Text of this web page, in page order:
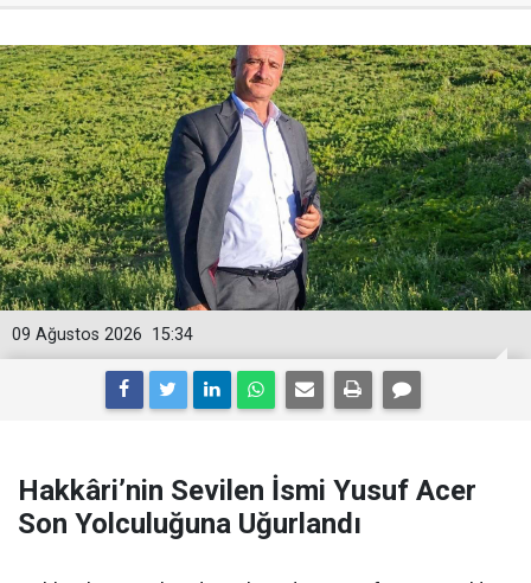
15:34
09 Ağustos 2026
Hakkâri’nin Sevilen İsmi Yusuf Acer
Son Yolculuğuna Uğurlandı